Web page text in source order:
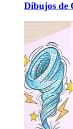
Dibujos de